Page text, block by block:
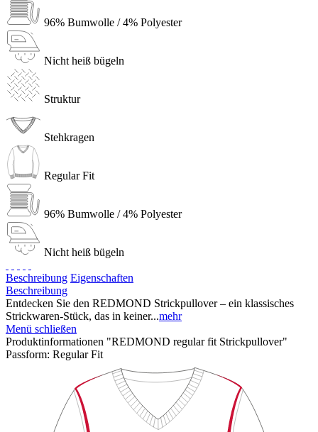
96% Bumwolle / 4% Polyester
Nicht heiß bügeln
Struktur
Stehkragen
Regular Fit
96% Bumwolle / 4% Polyester
Nicht heiß bügeln
Beschreibung Eigenschaften
Beschreibung
Entdecken Sie den REDMOND Strickpullover – ein klassisches
Strickwaren-Stück, das in keiner...mehr
Menü schließen
Produktinformationen "REDMOND regular fit Strickpullover"
Passform: Regular Fit